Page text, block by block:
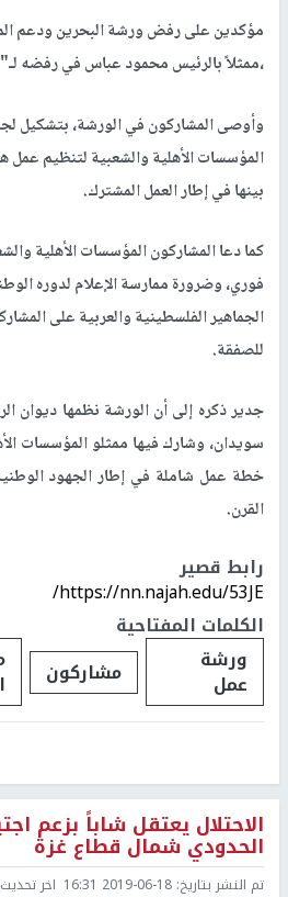
مؤكدين على رفض ورشة البحرين ودعم
،ممثلاً بالرئيس محمود عباس في رفضه
وأوصى المشاركون في الورشة، بتشكيل
المؤسسات الأهلية والشعبية لتنظيم عمل
بينها في إطار العمل المشترك.
كما دعا المشاركون المؤسسات الأهلية
فوري، وضرورة ممارسة الإعلام لدوره
الجماهير الفلسطينية والعربية على
للصفقة.
جدير ذكره إلى أن الورشة نظمها ديوان
سويدان، وشارك فيها ممثلو المؤسسات
خطة عمل شاملة في إطار الجهود
القرن.
رابط قصير
https://nn.najah.edu/53JE/
الكلمات المفتاحية
ورشة
عمل مشاركون
الاحتلال يعتقل شاباً بزعم
الحدودي شمال قطاع غزة
تم النشر بتاريخ: 2019-06-18 16:31 اخر